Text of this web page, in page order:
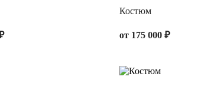
Костюм
от 175 000 ₽